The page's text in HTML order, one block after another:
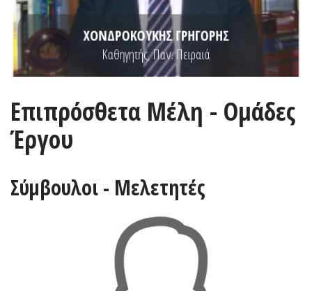
ΧΟΝΔΡΟΚΟΥΚΗΣ ΓΡΗΓΟΡΗΣ
Καθηγητής, Παν. Πειραιά
Επιπρόσθετα Μέλη - Ομάδες
Έργου
Σύμβουλοι - Μελετητές
Μηχανικού από το Telecom ParisTech Γαλλίας (2008).